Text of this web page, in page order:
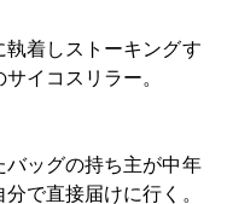
着しストーキングす
イコスリラー。
ッグの持ち主が中年
で直接届けに行く。